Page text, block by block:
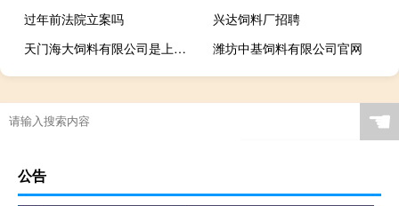
过年前法院立案吗
兴达饲料厂招聘
天门海大饲料有限公司是上市公司吗
潍坊中基饲料有限公司官网
☚
公告